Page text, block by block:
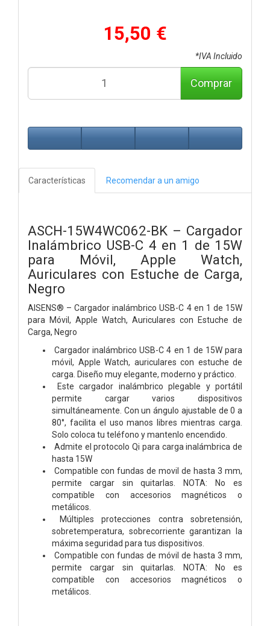
15,50 €
*IVA Incluido
Comprar
Características Recomendar a un amigo
ASCH-15W4WC062-BK – Cargador
Inalámbrico USB-C 4 en 1 de 15W
para Móvil, Apple Watch,
Auriculares con Estuche de Carga,
Negro
AISENS® – Cargador inalámbrico USB-C 4 en 1 de 15W
para Móvil, Apple Watch, Auriculares con Estuche de
Carga, Negro
Cargador inalámbrico USB-C 4 en 1 de 15W para
móvil, Apple Watch, auriculares con estuche de
carga. Diseño muy elegante, moderno y práctico.
Este cargador inalámbrico plegable y portátil
permite cargar varios dispositivos
simultáneamente. Con un ángulo ajustable de 0 a
80°, facilita el uso manos libres mientras carga.
Solo coloca tu teléfono y mantenlo encendido.
Admite el protocolo Qi para carga inalámbrica de
hasta 15W
Compatible con fundas de movil de hasta 3 mm,
permite cargar sin quitarlas. NOTA: No es
compatible con accesorios magnéticos o
metálicos.
Múltiples protecciones contra sobretensión,
sobretemperatura, sobrecorriente garantizan la
máxima seguridad para tus dispositivos.
Compatible con fundas de móvil de hasta 3 mm,
permite cargar sin quitarlas. NOTA: No es
compatible con accesorios magnéticos o
metálicos.